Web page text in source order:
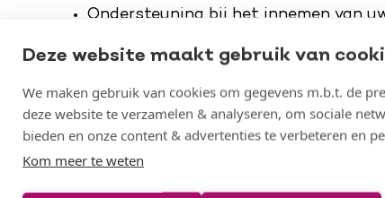
Deze website maakt gebruik van
We maken gebruik van cookies om gegevens m.b.t. de
deze website te verzamelen & analyseren, om sociale
bieden en onze content & advertenties te verbeteren en
Kom meer te weten
Ondersteuning bij het innemen van
Advies bij incontinentieproblemen
Ondersteuning van een
U betaalt een eigen bijdrage als u hulp